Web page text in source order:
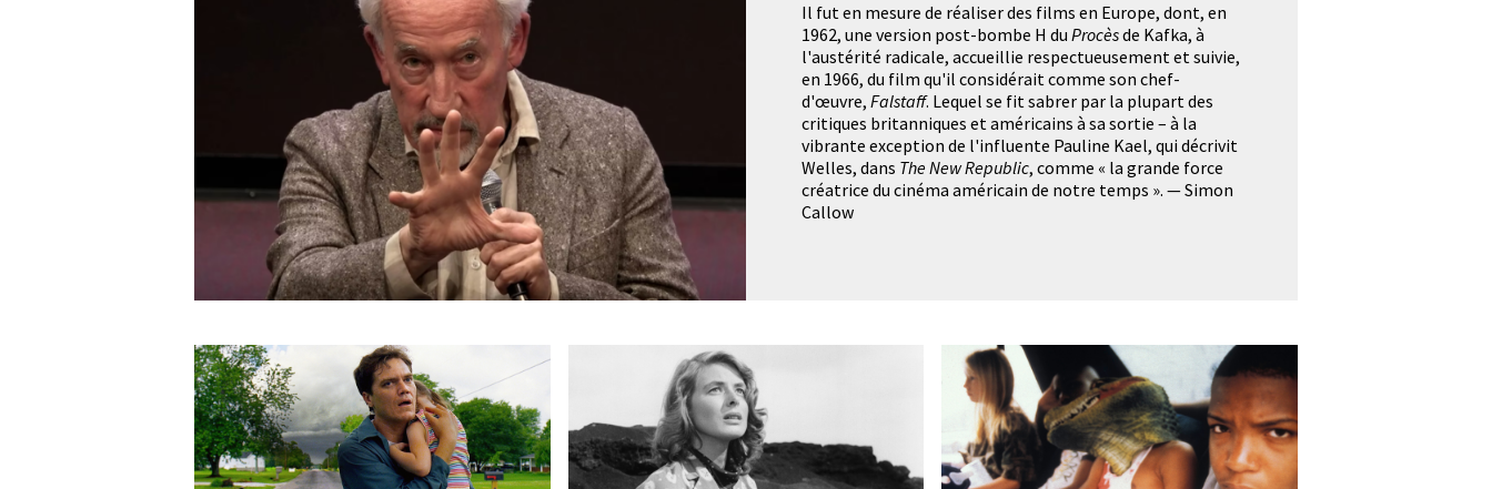
Il fut en mesure de réaliser des films en Europe, dont, en
1962, une version post-bombe H du Procèsde Kafka, à
l'austérité radicale, accueillie respectueusement et suivie,
en 1966, du film qu'il considérait comme son chef-
d'œuvre, Falstaff. Lequel se fit sabrer par la plupart des
critiques britanniques et américains à sa sortie – à la
vibrante exception de l'influente Pauline Kael, qui décrivit
Welles, dans The New Republic, comme « la grande force
créatrice du cinéma américain de notre temps ». — Simon
Callow